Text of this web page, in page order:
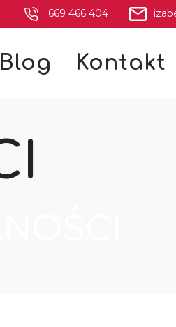
669 466 404
Blog Kontakt